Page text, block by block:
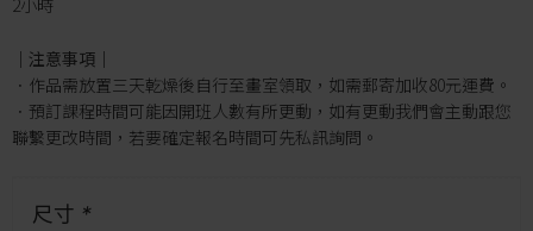
2小時
｜注意事項｜
．作品需放置三天乾燥後自行至畫室領取，如需郵寄加收80元運費。
．預訂課程時間可能因開班人數有所更動，如有更動我們會主動跟您
聯繫更改時間，若要確定報名時間可先私訊詢問。
尺寸 *